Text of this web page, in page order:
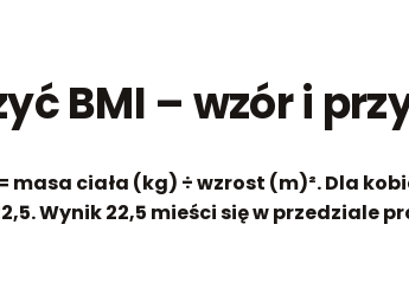
BMI – wzór i
masa ciała (kg) ÷ wzrost (m)². Dla
Wynik 22,5 mieści się w przedziale